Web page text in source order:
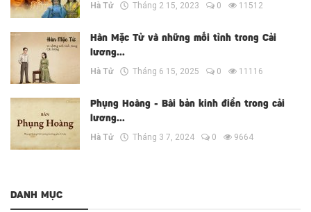
Hà Tử
Tháng 2 15, 2023 0 11512
Hàn Mặc Tử và những mối tình trong Cải
lương...
Hà Tử
Tháng 6 15, 2025 0 11116
Phụng Hoàng - Bài bản kinh điển trong cải
lương...
Hà Tử
Tháng 3 7, 2024 0 9664
DANH MỤC